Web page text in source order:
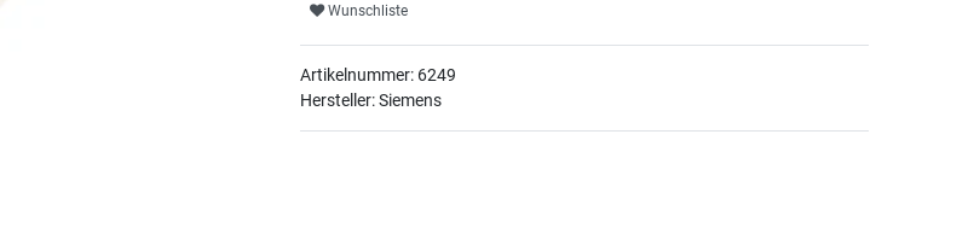
Wunschliste
Artikelnummer: 6249
Hersteller: Siemens